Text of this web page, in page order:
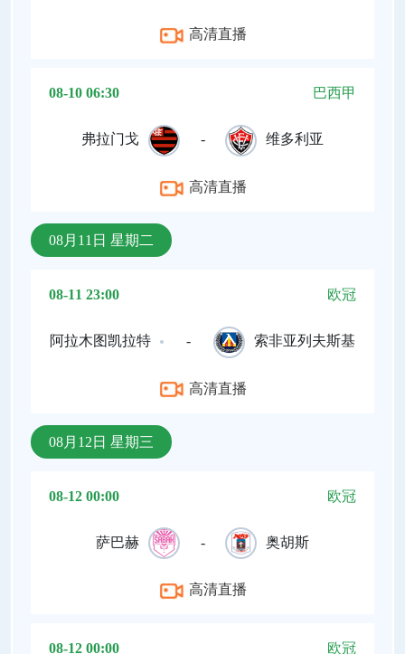
高清直播
08-10 06:30 巴西甲
弗拉门戈 - 维多利亚
高清直播
08月11日 星期二
08-11 23:00 欧冠
阿拉木图凯拉特 - 索非亚列夫斯基
高清直播
08月12日 星期三
08-12 00:00 欧冠
萨巴赫 - 奥胡斯
高清直播
08-12 00:00 欧冠